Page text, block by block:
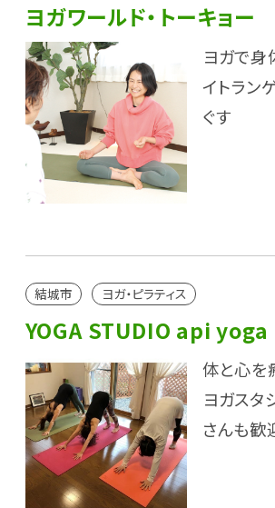
ヨガワールド・トーキョー
ヨガで身
イトラン
ぐす
結城市 ヨガ・ピラティス
YOGA STUDIO api yoga
体と心を
ヨガス
さんも